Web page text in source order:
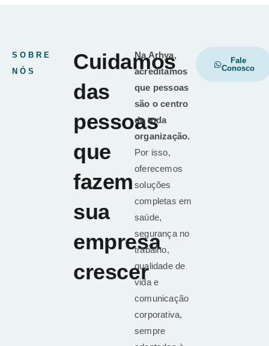
SOBRE
NÓS
Cuidamos
das
pessoas
que
fazem
sua
empresa
crescer
Na Arhya,
acreditamos
que pessoas
são o centro
de toda
organização.
Por isso,
oferecemos
soluções
completas em
saúde,
segurança no
trabalho,
qualidade de
vida e
comunicação
corporativa,
sempre
Fale
Conosco